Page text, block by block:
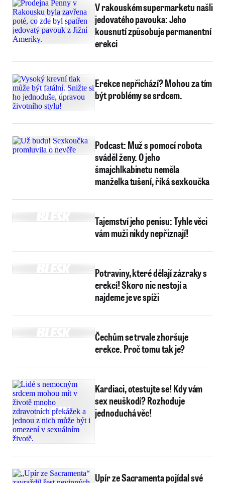
V rakouském supermarketu našli
jedovatého pavouka: Jeho
kousnutí způsobuje permanentní
erekci
Erekce nepřichází? Mohou za tím
být problémy se srdcem.
Podcast: Muž s pomocí robota
sváděl ženy. O jeho
šmajchlkabinetu neměla
manželka tušení, říká sexkoučka
Tajemství jeho penisu: Tyhle věci
vám muži nikdy nepřiznají!
Potraviny, které dělají zázraky s
erekcí! Skoro nic nestojí a
najdeme je ve spíži
Čechům se trvale zhoršuje
erekce. Proč tomu tak je?
Kardiaci, otestujte se! Kdy vám
sex neuškodí? Rozhoduje
jednoduchá věc!
Upír ze Sacramenta pojídal své